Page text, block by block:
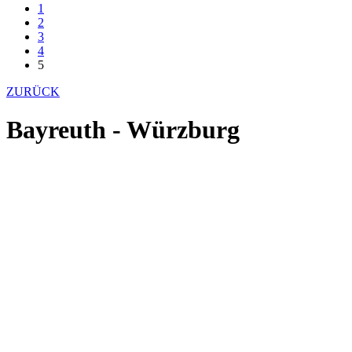
1
2
3
4
5
ZURÜCK
Bayreuth - Würzburg